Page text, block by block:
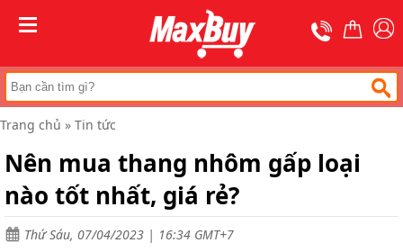
Trang
chủ
Thang
chữ
A
nhôm
rút
Thang
nhôm
cách
điện
Trang chủ » Tin tức
Nên mua thang nhôm gấp loại
nào tốt nhất, giá rẻ?
Thứ Sáu, 07/04/2023 | 16:34 GMT+7